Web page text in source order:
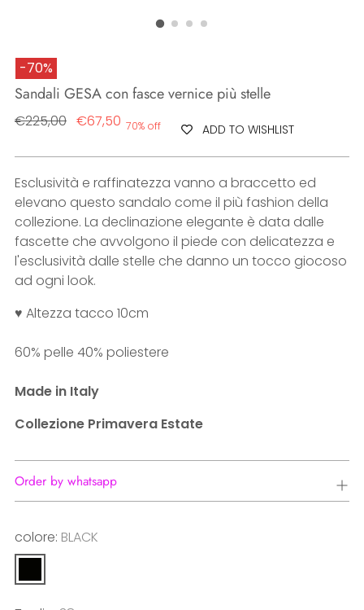
-70%
Sandali GESA con fasce vernice più stelle
Regular
€225,00 €67,50 70% off ADD TO WISHLIST
Esclusività e raffinatezza vanno a braccetto ed
elevano questo sandalo come il più fashion della
collezione. La declinazione elegante è data dalle
fascette che avvolgono il piede con delicatezza e
l'esclusività dalle stelle che danno un tocco giocoso
ad ogni look.
♥ Altezza tacco 10cm
60% pelle 40% poliestere
Made in Italy
Collezione Primavera Estate
Order by whatsapp
colore: BLACK